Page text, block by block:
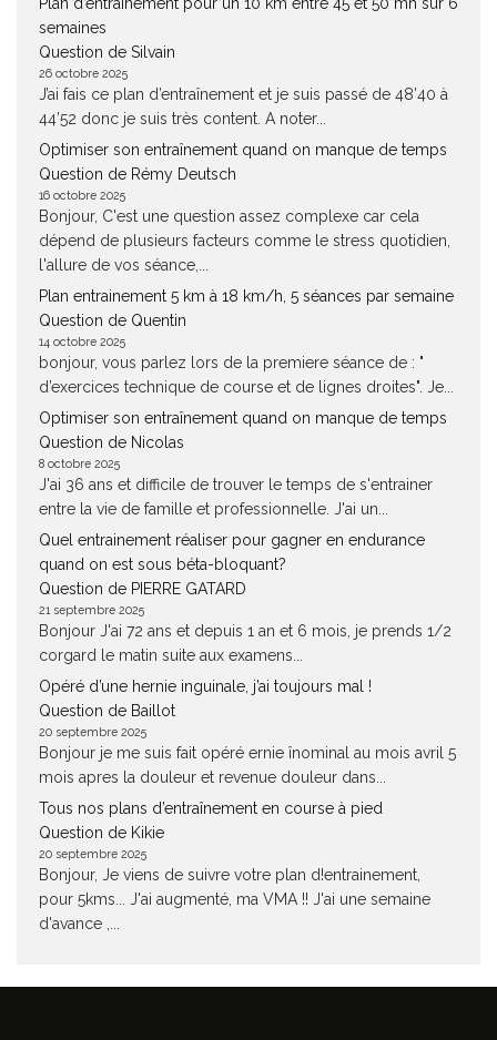
semaines
Question de Silvain
26 octobre 2025
J’ai fais ce plan d’entraînement et je suis passé de 48’40 à
44’52 donc je suis très content. A noter...
Optimiser son entraînement quand on manque de temps
Question de Rémy Deutsch
16 octobre 2025
Bonjour, C'est une question assez complexe car cela
dépend de plusieurs facteurs comme le stress quotidien,
l'allure de vos séance,...
Plan entrainement 5 km à 18 km/h, 5 séances par semaine
Question de Quentin
14 octobre 2025
bonjour, vous parlez lors de la premiere séance de : "
d’exercices technique de course et de lignes droites". Je...
Optimiser son entraînement quand on manque de temps
Question de Nicolas
8 octobre 2025
J'ai 36 ans et difficile de trouver le temps de s'entrainer
entre la vie de famille et professionnelle. J'ai un...
Quel entrainement réaliser pour gagner en endurance
quand on est sous béta-bloquant?
Question de PIERRE GATARD
21 septembre 2025
Bonjour J'ai 72 ans et depuis 1 an et 6 mois, je prends 1/2
corgard le matin suite aux examens...
Opéré d’une hernie inguinale, j’ai toujours mal !
Question de Baillot
20 septembre 2025
Bonjour je me suis fait opéré ernie înominal au mois avril 5
mois apres la douleur et revenue douleur dans...
Tous nos plans d’entraînement en course à pied
Question de Kikie
20 septembre 2025
Bonjour, Je viens de suivre votre plan d!entrainement,
pour 5kms... J'ai augmenté, ma VMA !! J'ai une semaine
d'avance ,...